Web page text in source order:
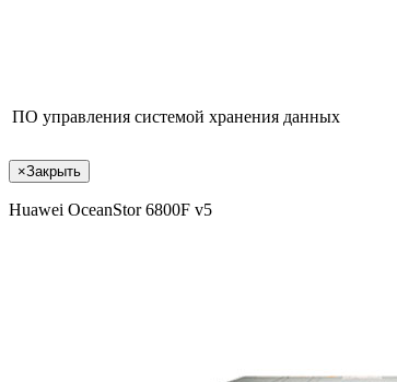
ПО управления системой хранения данных
×Закрыть
Huawei OceanStor 6800F v5